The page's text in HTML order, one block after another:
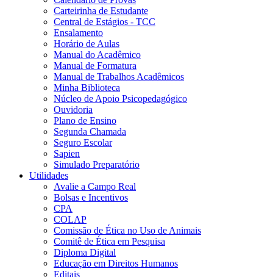
Carteirinha de Estudante
Central de Estágios - TCC
Ensalamento
Horário de Aulas
Manual do Acadêmico
Manual de Formatura
Manual de Trabalhos Acadêmicos
Minha Biblioteca
Núcleo de Apoio Psicopedagógico
Ouvidoria
Plano de Ensino
Segunda Chamada
Seguro Escolar
Sapien
Simulado Preparatório
Utilidades
Avalie a Campo Real
Bolsas e Incentivos
CPA
COLAP
Comissão de Ética no Uso de Animais
Comitê de Ética em Pesquisa
Diploma Digital
Educação em Direitos Humanos
Editais